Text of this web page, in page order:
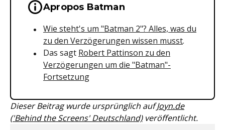
Wichtige Hinweise &
Apropos Batman
Wie steht's um "Batman 2"? Alles, was du
zu den Verzögerungen wissen musst.
Das sagt Robert Pattinson zu den
Verzögerungen um die "Batman"-
Fortsetzung
Dieser Beitrag wurde ursprünglich aufJoyn.de
('Behind the Screens' Deutschland)veröffentlicht.